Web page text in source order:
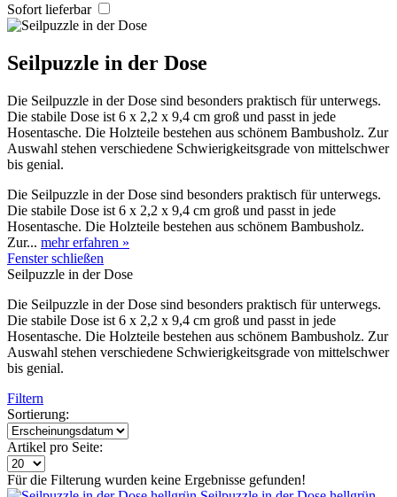
Sofort lieferbar
Seilpuzzle in der Dose
Die Seilpuzzle in der Dose sind besonders praktisch für unterwegs.
Die stabile Dose ist 6 x 2,2 x 9,4 cm groß und passt in jede
Hosentasche. Die Holzteile bestehen aus schönem Bambusholz. Zur
Auswahl stehen verschiedene Schwierigkeitsgrade von mittelschwer
bis genial.
Die Seilpuzzle in der Dose sind besonders praktisch für unterwegs.
Die stabile Dose ist 6 x 2,2 x 9,4 cm groß und passt in jede
Hosentasche. Die Holzteile bestehen aus schönem Bambusholz.
Zur... mehr erfahren »
Fenster schließen
Seilpuzzle in der Dose
Die Seilpuzzle in der Dose sind besonders praktisch für unterwegs.
Die stabile Dose ist 6 x 2,2 x 9,4 cm groß und passt in jede
Hosentasche. Die Holzteile bestehen aus schönem Bambusholz. Zur
Auswahl stehen verschiedene Schwierigkeitsgrade von mittelschwer
bis genial.
Filtern
Sortierung:
Artikel pro Seite:
Für die Filterung wurden keine Ergebnisse gefunden!